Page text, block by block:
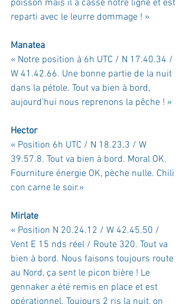
poisson mais il a cassé notre ligne et est
reparti avec le leurre dommage ! »
Manatea
« Notre position à 6h UTC / N 17.40.34 /
W 41.42.66. Une bonne partie de la nuit
dans la pétole. Tout va bien à bord,
aujourd’hui nous reprenons la pêche ! »
Hector
« Position 6h UTC / N 18.23.3 / W
39.57.8. Tout va bien à bord. Moral OK.
Fourniture énergie OK, pèche nulle. Chili
con carne le soir.»
Mirlate
« Position N 20.24.12 / W 42.45.50 /
Vent E 15 nds réel / Route 320. Tout va
bien à bord. Nous faisons toujours route
au Nord, ça sent le picon bière ! Le
gennaker a été remis en place et est
opérationnel. Toujours 2 ris la nuit, on